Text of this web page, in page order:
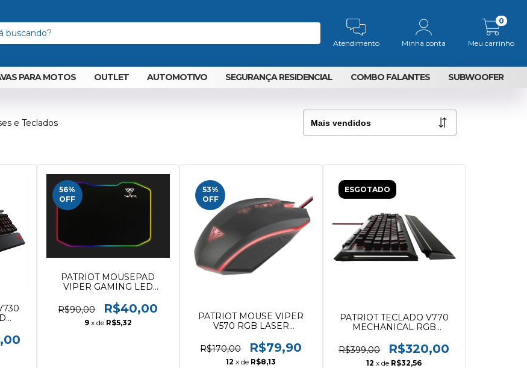
Atendimento Minha conta Meu carrinho
0
PARA MOTOS OUTLET AUTOMOTIVO SEGURANÇA RESIDENCIAL COMBO FALANTES SUBWOOFER
e Teclados
56%
OFF
PATRIOT MOUSEPAD
VIPER GAMING LED
R$90,00
R$40,00
9 x de R$5,32
53%
OFF
PATRIOT MOUSE VIPER
V570 RGB LASER
MMO HYBRID
R$170,00 R$79,90
12 x de R$8,13
ESGOTADO
PATRIOT TECLADO V770
MECHANICAL RGB
MACRO KEYS
R$399,00 R$320,00
12 x de R$32,56